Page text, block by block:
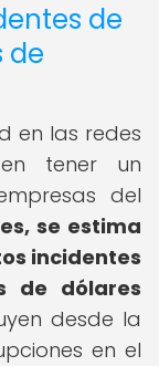
de
de
en las redes
tener un
del
se estima
incidentes
de dólares
desde la
en el